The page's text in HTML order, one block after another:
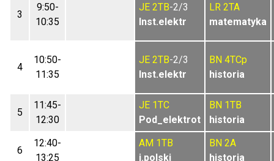
3
9:50-
10:35
JE 2TB-2/3
Inst.elektr
LR 2TA
matematyka
4
10:50-
11:35
JE 2TB-2/3
Inst.elektr
BN 4TCp
historia
5
11:45-
12:30
JE 1TC
Pod_elektrot
BN 1TB
historia
6
12:40-
13:25
AM 1TB
j.polski
BN 2A
historia